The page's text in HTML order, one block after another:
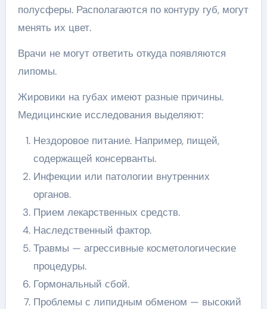
полусферы. Располагаются по контуру губ, могут
менять их цвет.
Врачи не могут ответить откуда появляются
липомы.
Жировики на губах имеют разные причины.
Медицинские исследования выделяют:
Нездоровое питание. Например, пищей,
содержащей консерванты.
Инфекции или патологии внутренних
органов.
Прием лекарственных средств.
Наследственный фактор.
Травмы — агрессивные косметологические
процедуры.
Гормональный сбой.
Проблемы с липидным обменом — высокий